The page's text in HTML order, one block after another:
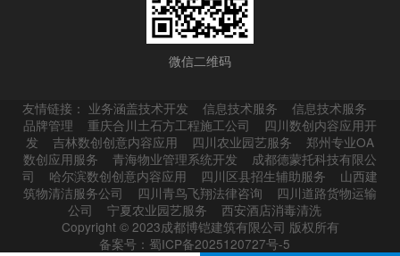
微信二维码
友情链接： 业务涵盖技术开发 信息技术服务
信息技术服务
品牌管理
重庆合川土石方工程施工公司
四川数创内容应用开
发
吉林数创创意内容应用 四川农业园艺服务
郑州专业OA
数创应用服务
青海物业管理系统开发
成都德蒙托科技有限公
司
哈尔滨数创创意内容应用 四川区县招生辅助服务
山西建
筑物清洁服务公司
四川青鸟飞翔法律咨询
四川道路货物运输
公司
宁夏农业园艺服务
西安酒店消毒清洗
Copyright © 2023成都博铠建筑有限公司 版权所有
备案号：蜀ICP备2025120727号-5